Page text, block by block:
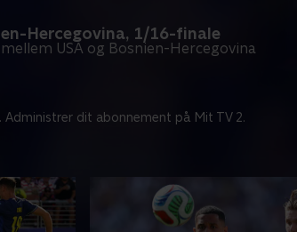
Hercegovina, 1/16-finale
USA og Bosnien-Hercegovina
dit abonnement på Mit TV 2.